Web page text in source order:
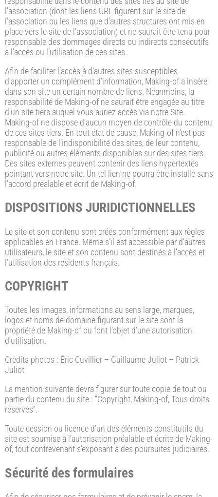
l’association (dont les liens URL figurent sur le site de
l’association ou les liens que d’autres structures ont mis en
place vers le site de l’association) et ne saurait être tenu pour
responsable des dommages directs ou indirects consécutifs
à l’accès ou l’utilisation de ces sites.
Afin de faciliter l’accès à d’autres sites susceptibles
d’apporter un complément d’information, Making-of a inséré
dans son site un certain nombre de liens. Néanmoins, la
responsabilité de Making-of ne saurait être engagée au titre
d’un site tiers auquel vous auriez accès via notre Site.
Making-of ne dispose d’aucun moyen de contrôle du contenu
de ces sites tiers. En tout état de cause, Making-of n’est pas
responsable de l’indisponibilité des sites, de leur contenu,
publicité ou autres éléments disponibles sur des sites tiers.
Des sites externes peuvent contenir des liens hypertextes
pointant vers notre site. Un tel lien ne pourra être installé sans
l’accord préalable et écrit de Making-of.
DISPOSITIONS JURIDICTIONNELLES
Le site et son contenu sont créés conformément aux règles
applicables en France. Même s’il est accessible par d’autres
utilisateurs, le site et son contenu sont destinés à l’accès et
l’utilisation des résidents français.
COPYRIGHT
Toutes les images, informations au sens large, marques,
logos et noms de domaine figurant sur le site sont la
propriété de Making-of ou font l’objet d’une autorisation
d’utilisation.
Crédits photos : Éric Cuvillier – Guillaume Juliot – Patrick
Juliot
La mention suivante devra figurer sur toute copie de tout ou
partie du contenu du site : “Copyright, Making-of, Tous droits
réservés”.
Toute cession ou licence d’un des éléments constitutifs du
site est soumise à l’autorisation préalable et écrite de Making-
of, tout contrevenant s’exposant à des poursuites judiciaires.
Sécurité des formulaires